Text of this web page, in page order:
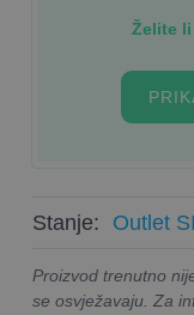
Želite
Stanje: Outlet
Proizvod trenutno
se osvježavaju. Za